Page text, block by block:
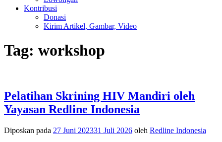
Kontribusi
Donasi
Kirim Artikel, Gambar, Video
Tag: workshop
Pelatihan Skrining HIV Mandiri oleh
Yayasan Redline Indonesia
Diposkan pada 27 Juni 202331 Juli 2026 oleh Redline Indonesia